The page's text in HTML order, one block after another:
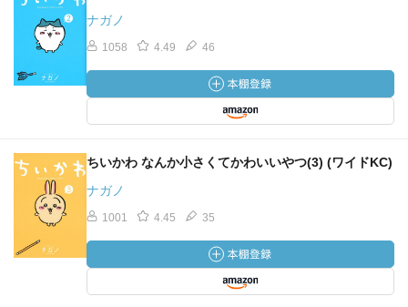
ナガノ
1058 4.49 46
ちいかわ なんか小さくてかわいいやつ(3) (ワイドKC)
ナガノ
1001 4.45 35